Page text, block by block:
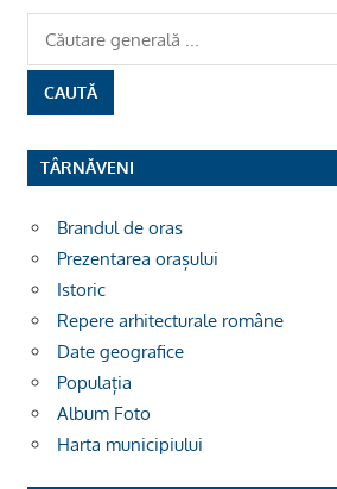
TÂRNĂVENI
Brandul de oras
Prezentarea orașului
Istoric
Repere arhitecturale române
Date geografice
Populația
Album Foto
Harta municipiului